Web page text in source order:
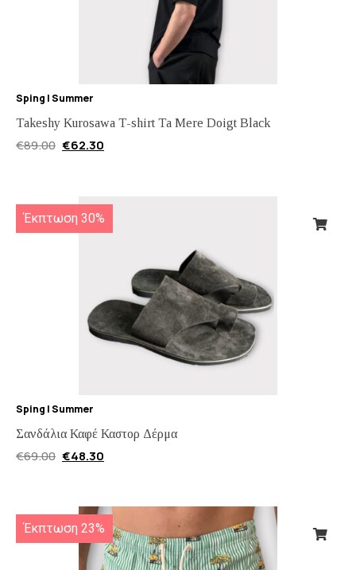
Sping | Summer
Takeshy Kurosawa T-shirt Ta Mere Doigt Black
€89.00 €62.30
Έκπτωση 30%
Sping | Summer
Σανδάλια Καφέ Καστορ Δέρμα
€69.00 €48.30
Έκπτωση 23%